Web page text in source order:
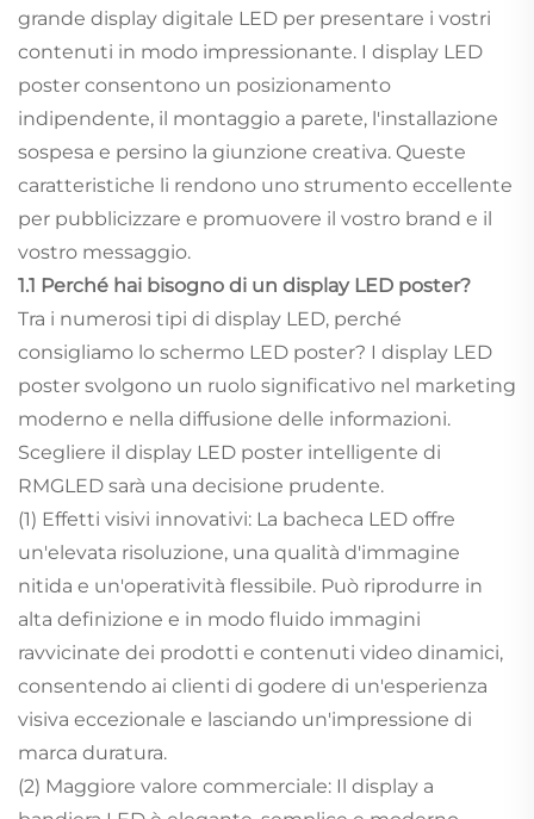
grande display digitale LED per presentare i vostri
contenuti in modo impressionante. I display LED
poster consentono un posizionamento
indipendente, il montaggio a parete, l'installazione
sospesa e persino la giunzione creativa. Queste
caratteristiche li rendono uno strumento eccellente
per pubblicizzare e promuovere il vostro brand e il
vostro messaggio.
1.1 Perché hai bisogno di un display LED poster?
Tra i numerosi tipi di display LED, perché
consigliamo lo schermo LED poster? I display LED
poster svolgono un ruolo significativo nel marketing
moderno e nella diffusione delle informazioni.
Scegliere il display LED poster intelligente di
RMGLED sarà una decisione prudente.
(1) Effetti visivi innovativi: La bacheca LED offre
un'elevata risoluzione, una qualità d'immagine
nitida e un'operatività flessibile. Può riprodurre in
alta definizione e in modo fluido immagini
ravvicinate dei prodotti e contenuti video dinamici,
consentendo ai clienti di godere di un'esperienza
visiva eccezionale e lasciando un'impressione di
marca duratura.
(2) Maggiore valore commerciale: Il display a